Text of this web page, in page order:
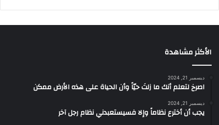
الأكثر مشاهدة
ديسمبر 21, 2024
‫اصرخ لتعلم أنك ما زلتَ حيّاً وأن الحياة على هذه الأرض ممكن
ديسمبر 21, 2024
يجب أن أخترع نظاماً وإلا فسيستعبدني نظام رجل آخر